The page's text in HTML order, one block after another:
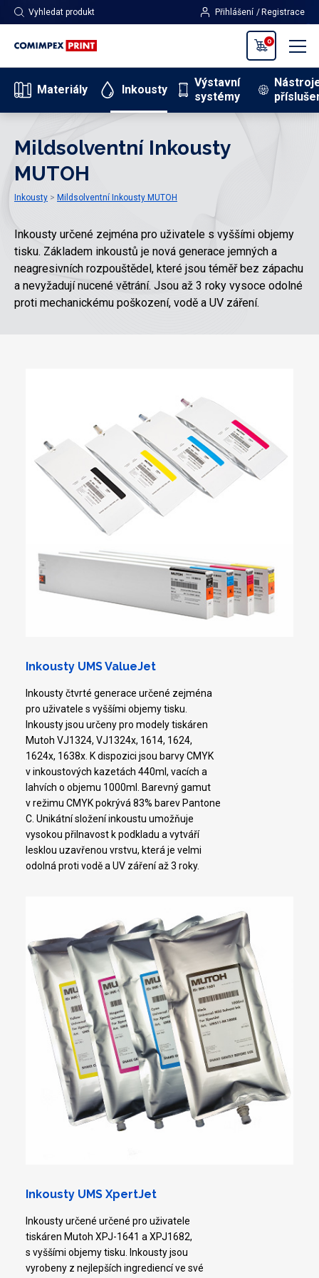
Vyhledat produkt Přihlášení Registrace
0
Materiály Inkousty
Výstavní
systémy
Mildsolventní Inkousty
MUTOH
Inkousty Mildsolventní Inkousty MUTOH
Inkousty určené zejména pro uživatele s vyššími objemy
tisku. Základem inkoustů je nová generace jemných a
neagresivních rozpouštědel, které jsou téměř bez zápachu
a nevyžadují nucené větrání. Jsou až 3 roky vysoce odolné
proti mechanickému poškození, vodě a UV záření.
Inkousty UMS ValueJet
Inkousty čtvrté generace určené zejména
pro uživatele s vyššími objemy tisku.
Inkousty jsou určeny pro modely tiskáren
Mutoh VJ1324, VJ1324x, 1614, 1624,
1624x, 1638x. K dispozici jsou barvy CMYK
v inkoustových kazetách 440ml, vacích a
lahvích o objemu 1000ml. Barevný gamut
v režimu CMYK pokrývá 83% barev Pantone
C. Unikátní složení inkoustu umožňuje
vysokou přilnavost k podkladu a vytváří
lesklou uzavřenou vrstvu, která je velmi
odolná proti vodě a UV záření až 3 roky.
Inkousty UMS XpertJet
Inkousty určené určené pro uživatele
tiskáren Mutoh XPJ-1641 a XPJ1682,
s vyššími objemy tisku. Inkousty jsou
vyrobeny z nejlepších ingrediencí ve své